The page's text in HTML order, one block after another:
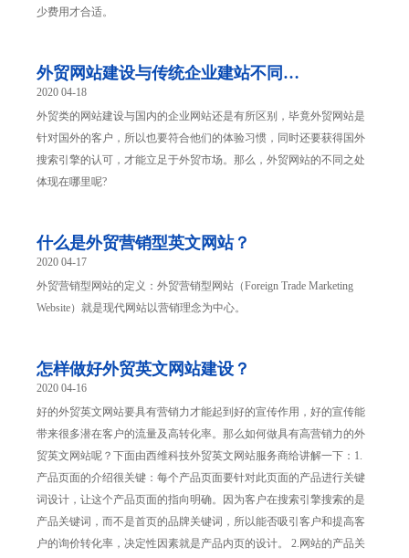
少费用才合适。
外贸网站建设与传统企业建站不同之
处？
外贸类的网站建设与国内的企业网站还是有所区别，毕竟外贸网站是
针对国外的客户，所以也要符合他们的体验习惯，同时还要获得国外
搜索引擎的认可，才能立足于外贸市场。那么，外贸网站的不同之处
体现在哪里呢?
2020 04-18
什么是外贸营销型英文网站？
外贸营销型网站的定义：外贸营销型网站（Foreign Trade Marketing
Website）就是现代网站以营销理念为中心。
2020 04-17
怎样做好外贸英文网站建设？
好的外贸英文网站要具有营销力才能起到好的宣传作用，好的宣传能
带来很多潜在客户的流量及高转化率。那么如何做具有高营销力的外
贸英文网站呢？下面由西维科技外贸英文网站服务商给讲解一下：1.
产品页面的介绍很关键：每个产品页面要针对此页面的产品进行关键
词设计，让这个产品页面的指向明确。因为客户在搜索引擎搜索的是
产品关键词，而不是首页的品牌关键词，所以能否吸引客户和提高客
户的询价转化率，决定性因素就是产品内页的设计。 2.网站的产品关
2020 04-16